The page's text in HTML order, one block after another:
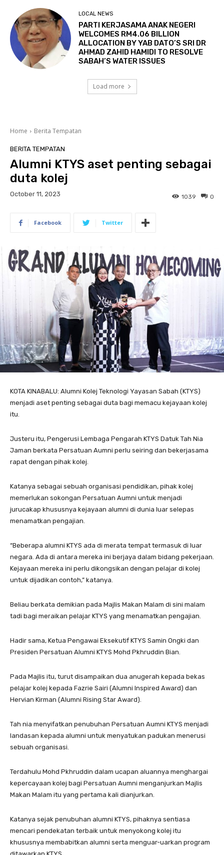
LOCAL NEWS
PARTI KERJASAMA ANAK NEGERI
WELCOMES RM4.06 BILLION
ALLOCATION BY YAB DATO’S SRI DR
AHMAD ZAHID HAMIDI TO RESOLVE
SABAH’S WATER ISSUES
Load more